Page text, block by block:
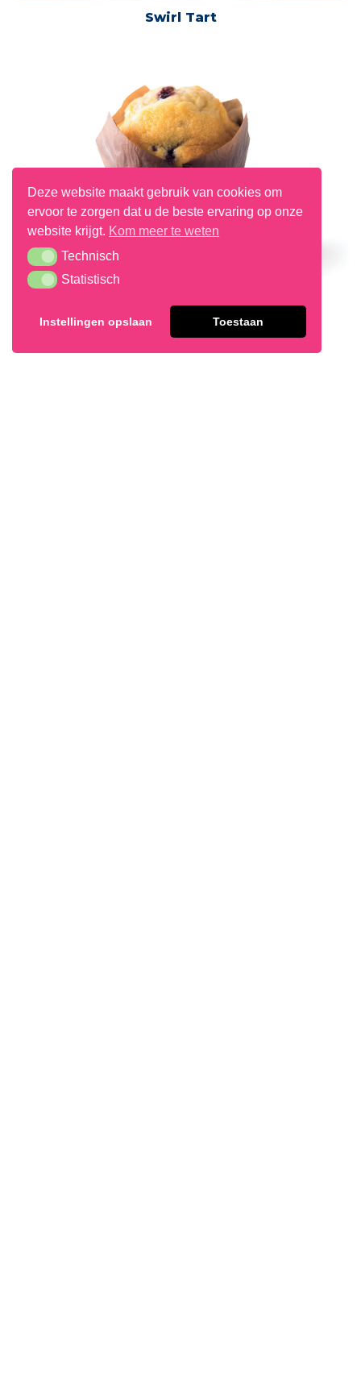
Swirl Tart
Blauwe Bes Muffin
Deze website maakt gebruik van cookies om
ervoor te zorgen dat u de beste ervaring op onze
website krijgt. Kom meer te weten
TechnischTechnisch
StatistischStatistisch
Instellingen opslaan Toestaan